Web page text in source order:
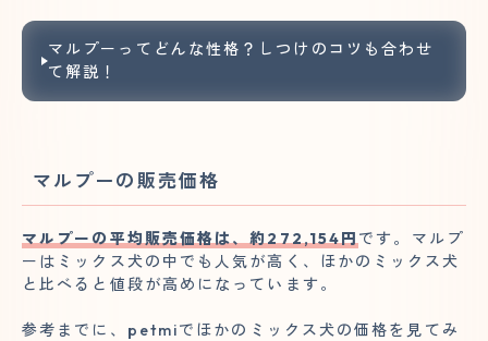
マルプーってどんな性格？しつけのコツも合わせ
て解説！
マルプーの販売価格
マルプーの平均販売価格は、約272,154円 です。マルプ
ーはミックス犬の中でも人気が高く、ほかのミックス犬
と比べると値段が高めになっています。
参考までに、petmiでほかのミックス犬の価格を見てみ